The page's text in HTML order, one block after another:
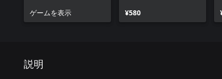
ゲームを表示 ¥580
説明